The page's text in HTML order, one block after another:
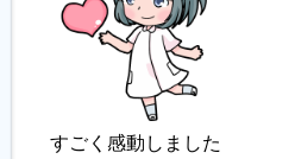
すごく感動しました